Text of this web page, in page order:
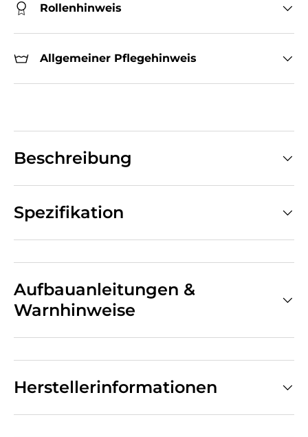
Rollenhinweis
Allgemeiner Pflegehinweis
Beschreibung
Spezifikation
Aufbauanleitungen &
Warnhinweise
Herstellerinformationen